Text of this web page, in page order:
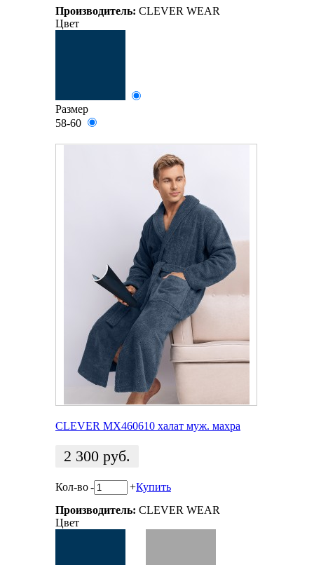
Производитель: CLEVER WEAR
Цвет
Размер
58-60
CLEVER MX460610 халат муж. махра
2 300 руб.
Кол-во- +Купить
Производитель: CLEVER WEAR
Цвет